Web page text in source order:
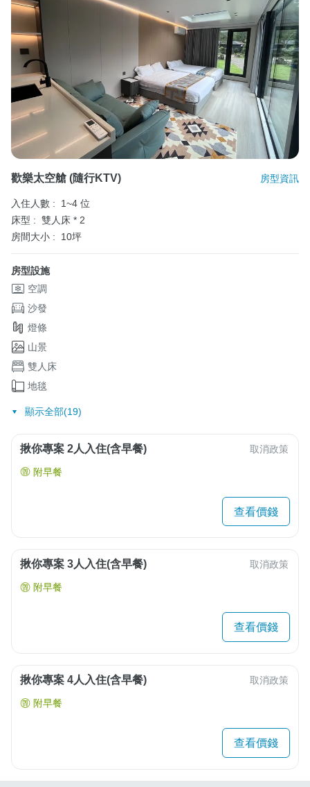
歡樂太空艙 (隨行KTV) 房型資訊
入住人數 :
1~4 位
床型 : 雙人床 * 2
房間大小 :
10坪
房型設施
空調
沙發
燈條
山景
雙人床
地毯
顯示全部(19)
揪你專案 2人入住(含早餐) 取消政策
附早餐
查看價錢
揪你專案 3人入住(含早餐) 取消政策
附早餐
查看價錢
揪你專案 4人入住(含早餐) 取消政策
附早餐
查看價錢